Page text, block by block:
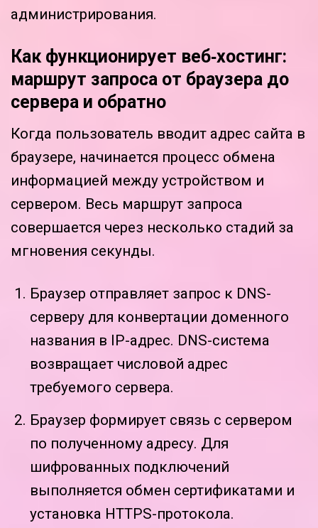
администрирования.
Как функционирует веб‑хостинг:
маршрут запроса от браузера до
сервера и обратно
Когда пользователь вводит адрес сайта в
браузере, начинается процесс обмена
информацией между устройством и
сервером. Весь маршрут запроса
совершается через несколько стадий за
мгновения секунды.
Браузер отправляет запрос к DNS-
серверу для конвертации доменного
названия в IP-адрес. DNS-система
возвращает числовой адрес
требуемого сервера.
Браузер формирует связь с сервером
по полученному адресу. Для
шифрованных подключений
выполняется обмен сертификатами и
установка HTTPS-протокола.